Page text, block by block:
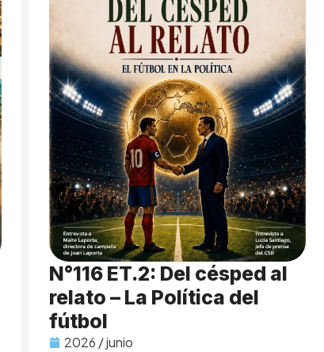
N°116 ET.2: Del césped al
relato – La Política del
fútbol
2026 / junio